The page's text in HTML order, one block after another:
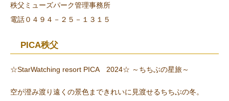
秩父ミューズパーク管理事務所
電話０４９４－２５－１３１５
PICA秩父
☆StarWatching resort PICA 2024☆ ～ちちぶの星旅～
空が澄み渡り遠くの景色まできれいに見渡せるちちぶの冬。